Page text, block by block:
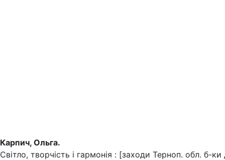
Карпич, Ольга.
Світло, творчість і гармонія : [заходи Терноп. обл. б-